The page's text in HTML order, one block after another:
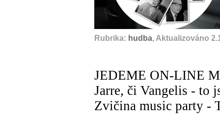
Rubrika: hudba, Aktualizováno
JEDEME ON-LINE
Jarre, či Vangelis - to
Zvičina music party -